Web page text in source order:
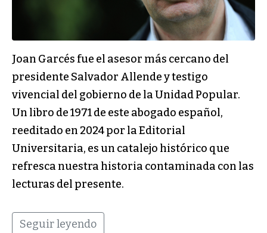
Joan Garcés fue el asesor más cercano del
presidente Salvador Allende y testigo
vivencial del gobierno de la Unidad Popular.
Un libro de 1971 de este abogado español,
reeditado en 2024 por la Editorial
Universitaria, es un catalejo histórico que
refresca nuestra historia contaminada con las
lecturas del presente.
Seguir leyendo